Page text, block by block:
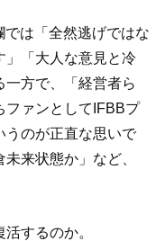
では「全然逃げではな
」「大人な意見と冷
方で、「経営者ら
ファンとしてIFBBプ
うのが正直な思いで
来状態か」など、
するのか。